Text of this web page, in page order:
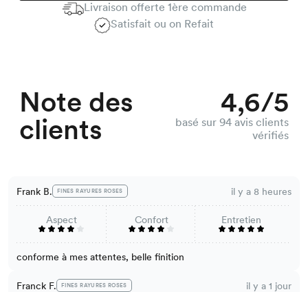
Livraison offerte 1ère commande
Satisfait ou on Refait
Note des
clients
4,6/5
basé sur 94 avis clients
vérifiés
Frank B. FINES RAYURES ROSES il y a 8 heures
Aspect Confort Entretien
conforme à mes attentes, belle finition
Franck F. FINES RAYURES ROSES il y a 1 jour